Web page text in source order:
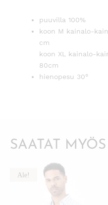
puuvilla 100%
koon M kainalo-
cm
koon XL kainalo-
80cm
hienopesu 30°
SAATAT
Ale! KATSO PIKANÄKYMÄ